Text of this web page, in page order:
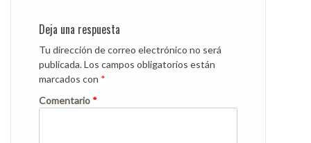
Deja una respuesta
Tu dirección de correo electrónico no será
publicada.Los campos obligatorios están
marcados con *
Comentario *